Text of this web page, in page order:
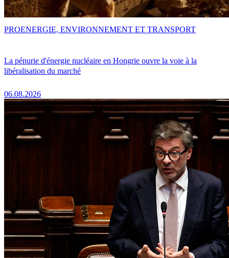
La pénurie d'énergie nucléaire en Hongrie ouvre la voie à la
libéralisation du marché
06.08.2026
PROENERGIE, ENVIRONNEMENT ET TRANSPORT